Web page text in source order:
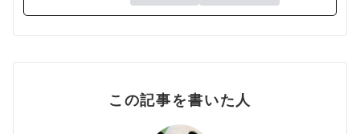
この記事を書いた人